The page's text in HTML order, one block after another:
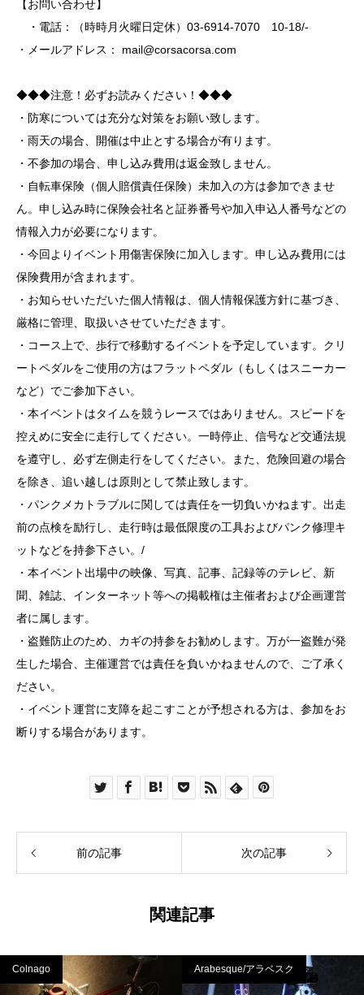
【お問い合わせ】
・電話：（時時月火曜日定休）03-6914-7070 10-18/-
・メールアドレス： mail@corsacorsa.com
◆◆◆注意！必ずお読みください！◆◆◆
・防寒については充分な対策をお願い致します。
・雨天の場合、開催は中止とする場合が有ります。
・不参加の場合、申し込み費用は返金致しません。
・自転車保険（個人賠償責任保険）未加入の方は参加できませ
ん。申し込み時に保険会社名と証券番号や加入申込人番号などの
情報入力が必要になります。
・今回よりイベント用傷害保険に加入します。申し込み費用には
保険費用が含まれます。
・お知らせいただいた個人情報は、個人情報保護方針に基づき、
厳格に管理、取扱いさせていただきます。
・コース上で、歩行で移動するイベントを予定しています。クリ
ートペダルをご使用の方はフラットペダル（もしくはスニーカー
など）でご参加下さい。
・本イベントはタイムを競うレースではありません。スピードを
控えめに安全に走行してください。一時停止、信号など交通法規
を遵守し、必ず左側走行をしてください。また、危険回避の場合
を除き、追い越しは原則として禁止致します。
・パンクメカトラブルに関しては責任を一切負いかねます。出走
前の点検を励行し、走行時は最低限度の工具およびパンク修理キ
ットなどを持参下さい。/
・本イベント出場中の映像、写真、記事、記録等のテレビ、新
聞、雑誌、インターネット等への掲載権は主催者および企画運営
者に属します。
・盗難防止のため、カギの持参をお勧めします。万が一盗難が発
生した場合、主催運営では責任を負いかねませんので、ご了承く
ださい。
・イベント運営に支障を起こすことが予想される方は、参加をお
断りする場合があります。
前の記事 次の記事
関連記事
Colnago Arabesque/アラベスク